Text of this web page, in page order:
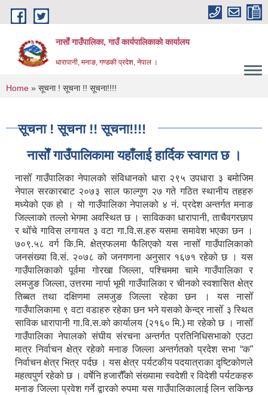
Skip to main content
नासाेँ गाउँपालिका, गाउँ कार्यपालिकाकाे कार्यालय
धारापानी, मनाङ, गण्डकी प्रदेश, नेपाल ।
You are here
Home » सूचना ! सूचना !! सूचना!!!!
सूचना ! सूचना !! सूचना!!!!
नासाेँ गाउँपालिकामा यहाँलाई हार्दिक स्वागत छ ।
नासोँ गाउँपालिका नेपालको संविधानको धारा २९५ उपधारा ३ बमोजिम
नेपाल सरकारबाट २०७३ साल फाल्गुण २७ गते गठित स्थानीय तहहरु
मध्येको एक हो । यो गाउँपालिका नेपालको ४ नं. प्रदेश अन्तर्गत मनाङ
जिल्लाको तल्लो भेगमा अवस्थित छ । साविकका धारापानी‚ ताचैवगरछाप
र थोँचे गाविस लगायत ३ वटा गा.वि.स.हरु यसमा समावेश भएका छन ।
७०९.५८ वर्ग कि.मि. क्षेत्रफलमा फैलिएको यस नासोँ गाउँपालिकाको
जनसंख्या वि.सं. २०७८ को जनगणना अनुसार १६७१ रहेको छ । यस
गाउँपालिकाको पूर्वमा गोरखा जिल्ला, पश्चिममा चामे गाउँपालिका र
लमजुङ जिल्ला, उत्तरमा नार्पा भूमी गाउँपालिका र चीनको स्वशासित क्षेत्र
तिब्बत तथा दक्षिणमा लमजुङ जिल्ला रहेका छन । यस नासोँ
गाउँपालिकामा ९ वटा वडाहरु रहेका छन भने यसको केन्द्र नासोँ ३ स्थित
साविक धारापानी गा.वि.स.को कार्यालय (२१६० मि.) मा रहेको छ । नासोँ
गाउँपालिका नेपालको संघीय संरचना अन्तर्गत प्रतिनिधिसभाको एउटा
मात्र निर्वाचन क्षेत्र रहेको मनाङ जिल्ला अन्तर्गतको प्रदेश सभा “क”
निर्वाचन क्षेत्र भित्र पर्दछ । यस क्षेत्र पर्यटकीय पदयात्राका दृष्टिकोणले
महत्वपुर्ण रहेको छ । वर्षेनि हजारौँको संख्यामा स्वदेशी र विदेशी पर्यटकहरु
मनाङ जिल्ला प्रवेश गर्ने द्वारको रुपमा यस गाउँपालिकालाई लिन सकिन्छ